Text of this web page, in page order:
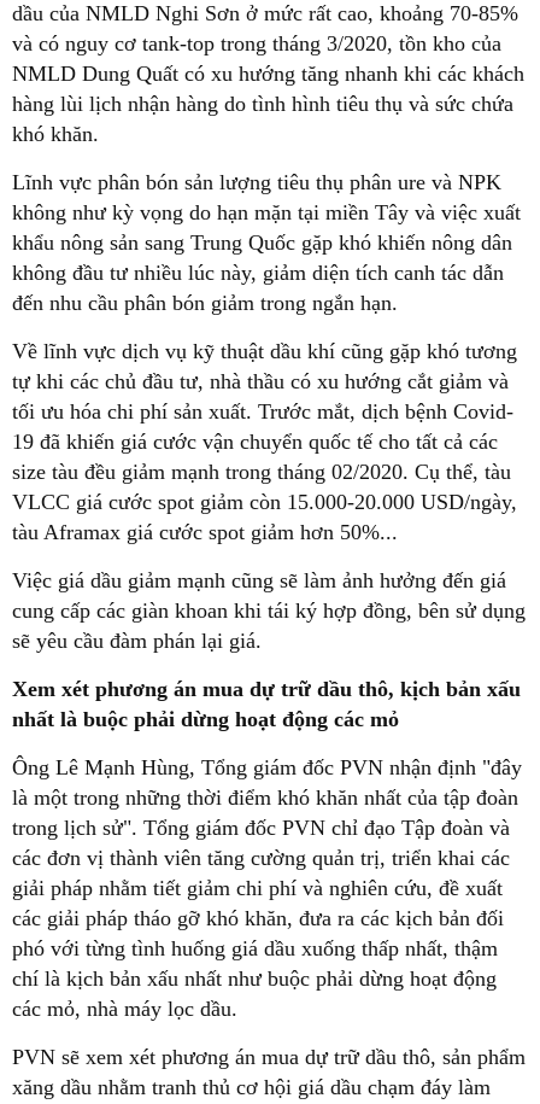
dầu của NMLD Nghi Sơn ở mức rất cao, khoảng 70-85%
và có nguy cơ tank-top trong tháng 3/2020, tồn kho của
NMLD Dung Quất có xu hướng tăng nhanh khi các khách
hàng lùi lịch nhận hàng do tình hình tiêu thụ và sức chứa
khó khăn.
Lĩnh vực phân bón sản lượng tiêu thụ phân ure và NPK
không như kỳ vọng do hạn mặn tại miền Tây và việc xuất
khẩu nông sản sang Trung Quốc gặp khó khiến nông dân
không đầu tư nhiều lúc này, giảm diện tích canh tác dẫn
đến nhu cầu phân bón giảm trong ngắn hạn.
Về lĩnh vực dịch vụ kỹ thuật dầu khí cũng gặp khó tương
tự khi các chủ đầu tư, nhà thầu có xu hướng cắt giảm và
tối ưu hóa chi phí sản xuất. Trước mắt, dịch bệnh Covid-
19 đã khiến giá cước vận chuyển quốc tế cho tất cả các
size tàu đều giảm mạnh trong tháng 02/2020. Cụ thể, tàu
VLCC giá cước spot giảm còn 15.000-20.000 USD/ngày,
tàu Aframax giá cước spot giảm hơn 50%...
Việc giá dầu giảm mạnh cũng sẽ làm ảnh hưởng đến giá
cung cấp các giàn khoan khi tái ký hợp đồng, bên sử dụng
sẽ yêu cầu đàm phán lại giá.
Xem xét phương án mua dự trữ dầu thô, kịch bản xấu
nhất là buộc phải dừng hoạt động các mỏ
Ông Lê Mạnh Hùng, Tổng giám đốc PVN nhận định "đây
là một trong những thời điểm khó khăn nhất của tập đoàn
trong lịch sử". Tổng giám đốc PVN chỉ đạo Tập đoàn và
các đơn vị thành viên tăng cường quản trị, triển khai các
giải pháp nhằm tiết giảm chi phí và nghiên cứu, đề xuất
các giải pháp tháo gỡ khó khăn, đưa ra các kịch bản đối
phó với từng tình huống giá dầu xuống thấp nhất, thậm
chí là kịch bản xấu nhất như buộc phải dừng hoạt động
các mỏ, nhà máy lọc dầu.
PVN sẽ xem xét phương án mua dự trữ dầu thô, sản phẩm
xăng dầu nhằm tranh thủ cơ hội giá dầu chạm đáy làm